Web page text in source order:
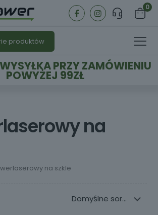
0
produktów
PRZY ZAMÓWIENIU
POWYŻEJ 99ZŁ
na
na szkle